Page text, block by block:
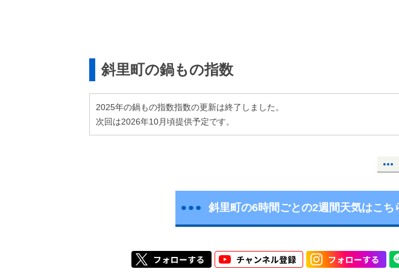
斜里町の鍋もの指数
2025年の鍋もの指数指数の更新は終了しました。
次回は2026年10月頃提供予定です。
斜里町の6時間ごとの2週間天気はこち